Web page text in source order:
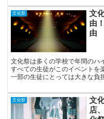
文化祭
文
由
由
文化祭は多くの学校で年間のハ
すべての生徒がこのイベントを
一部の生徒にとっては大きな負
文化祭
文
店